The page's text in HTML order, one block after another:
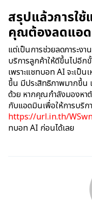
สรุปแล้วการใ
คุณต้องลดแอ
แต่เป็นการช่วยลดภาระง
บริการลูกค้าให้ดีขึ้นไปอีก
เพราะแชทบอท AI จะเป็
ขึ้น มีประสิทธิภาพมากขึ้น
ด้วย หากคุณกำลังมองหา
กับแอดมินเพื่อให้การบริก
https://url.in.th/
ทบอท AI ก่อนได้เลย